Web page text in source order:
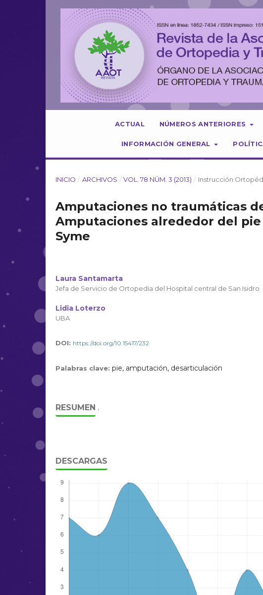
ACTUAL NÚMEROS ANTERIORES
INFORMACIÓN GENERAL
INICIO / ARCHIVOS / VOL. 78 NÚM. 3 (2013) / Instrucción
Amputaciones no traumáticas
Amputaciones alrededor del
Syme
Laura Santamarta
Jefa de Servicio de Ortopedia del Hospital central de San Isidro
Lidia Loterzo
UBA
DOI: https://doi.org/10.15417/232
Palabras clave: pie, amputación, desarticulación
RESUMEN .
DESCARGAS